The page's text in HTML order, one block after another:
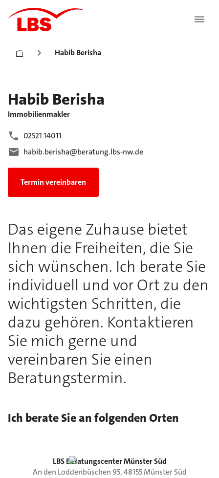
Habib Berisha
Habib Berisha
Immobilienmakler
02521 14011
habib.berisha@beratung.lbs-nw.de
Termin vereinbaren
Das eigene Zuhause bietet
Ihnen die Freiheiten, die Sie
sich wünschen. Ich berate Sie
individuell und vor Ort zu den
wichtigsten Schritten, die
dazu gehören. Kontaktieren
Sie mich gerne und
vereinbaren Sie einen
Beratungstermin.
Ich berate Sie an folgenden Orten
LBS Beratungscenter Münster Süd
An den Loddenbüschen95,48155Münster Süd